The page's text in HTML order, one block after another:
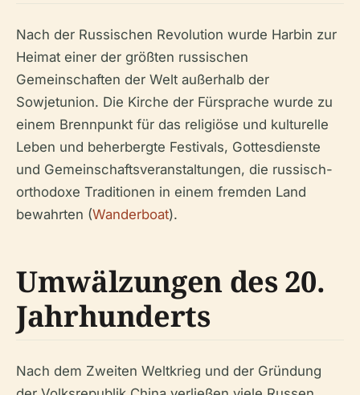
Nach der Russischen Revolution wurde Harbin zur
Heimat einer der größten russischen
Gemeinschaften der Welt außerhalb der
Sowjetunion. Die Kirche der Fürsprache wurde zu
einem Brennpunkt für das religiöse und kulturelle
Leben und beherbergte Festivals, Gottesdienste
und Gemeinschaftsveranstaltungen, die russisch-
orthodoxe Traditionen in einem fremden Land
bewahrten (Wanderboat).
Umwälzungen des 20.
Jahrhunderts
Nach dem Zweiten Weltkrieg und der Gründung